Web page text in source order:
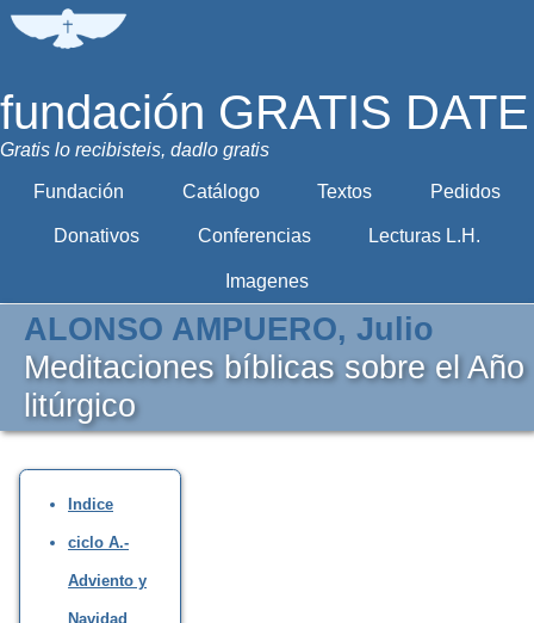
fundación GRATIS DATE
Gratis lo recibisteis, dadlo gratis
Fundación Catálogo Textos Pedidos
Donativos Conferencias Lecturas L.H.
Imagenes
ALONSO AMPUERO, Julio
Meditaciones bíblicas sobre el Año
litúrgico
Indice
ciclo A.-
Adviento y
Navidad